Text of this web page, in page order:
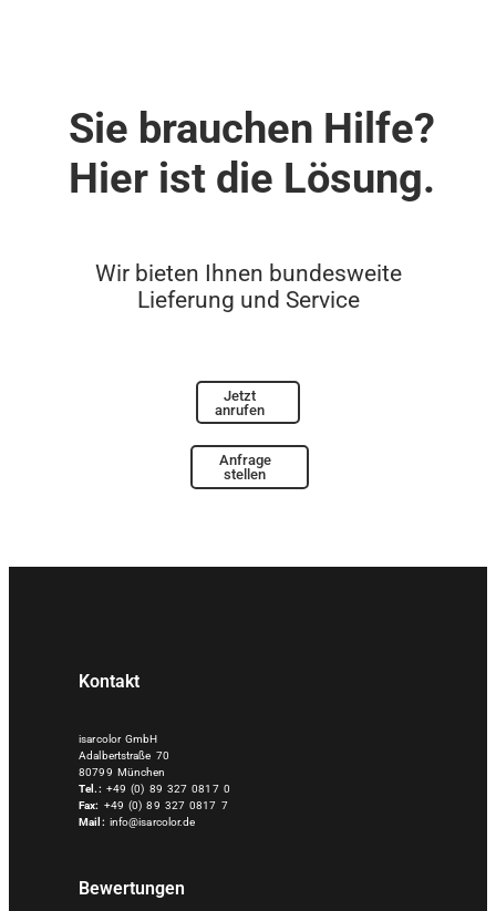
Sie brauchen Hilfe?
Hier ist die Lösung.
Wir bieten Ihnen bundesweite
Lieferung und Service
Jetzt
anrufen
Anfrage
stellen
Kontakt
isarcolor GmbH
Adalbertstraße 70
80799 München
Tel.: +49 (0) 89 327 0817 0
Fax: +49 (0) 89 327 0817 7
Mail: info@isarcolor.de
Bewertungen